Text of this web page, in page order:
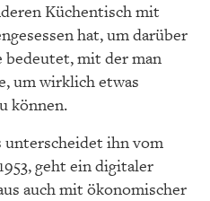
Küchentisch mit
hat, um darüber
bedeutet, mit der man
um wirklich etwas
können.
unterscheidet ihn vom
geht ein digitaler
auch mit ökonomischer